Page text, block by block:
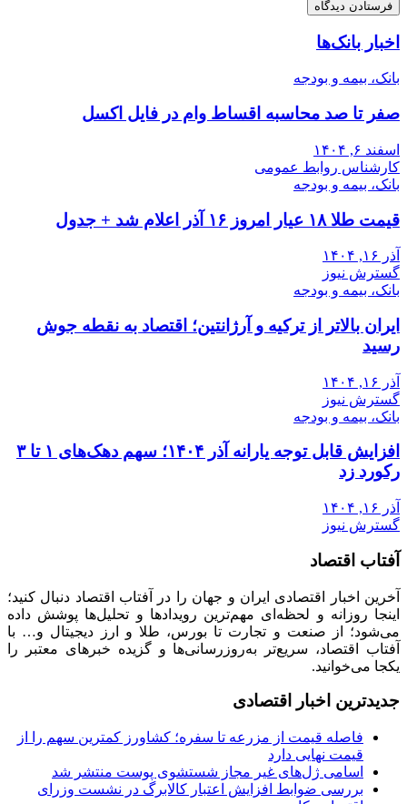
اخبار بانک‌ها
بانک، بیمه و بودجه
صفر تا صد محاسبه اقساط وام در فایل اکسل
اسفند ۶, ۱۴۰۴
کارشناس روابط عمومی
بانک، بیمه و بودجه
قیمت طلا ۱۸ عیار امروز ۱۶ آذر اعلام شد + جدول
آذر ۱۶, ۱۴۰۴
گسترش نیوز
بانک، بیمه و بودجه
ایران بالاتر از ترکیه و آرژانتین؛ اقتصاد به نقطه جوش
رسید
آذر ۱۶, ۱۴۰۴
گسترش نیوز
بانک، بیمه و بودجه
افزایش قابل توجه یارانه آذر ۱۴۰۴؛ سهم دهک‌های ۱ تا ۳
رکورد زد
آذر ۱۶, ۱۴۰۴
گسترش نیوز
آفتاب اقتصاد
آخرین اخبار اقتصادی ایران و جهان را در آفتاب اقتصاد دنبال کنید؛
اینجا روزانه و لحظه‌ای مهم‌ترین رویدادها و تحلیل‌ها پوشش داده
می‌شود؛ از صنعت و تجارت تا بورس، طلا و ارز دیجیتال و… با
آفتاب اقتصاد، سریع‌تر به‌روزرسانی‌ها و گزیده خبرهای معتبر را
یکجا می‌خوانید.
جدیدترین اخبار اقتصادی
فاصله قیمت از مزرعه تا سفره؛ کشاورز کمترین سهم را از
قیمت نهایی دارد
اسامی ژل‌های غیر مجاز شستشوی پوست منتشر شد
بررسی ضوابط افزایش اعتبار کالابرگ در نشست وزرای